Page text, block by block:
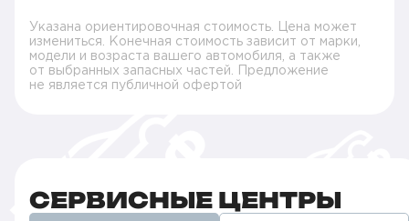
Указана ориентировочная стоимость. Цена может
измениться. Конечная стоимость зависит от марки,
модели и возраста вашего автомобиля, а также
от выбранных запасных частей. Предложение
не является публичной офертой
СЕРВИСНЫЕ ЦЕНТРЫ